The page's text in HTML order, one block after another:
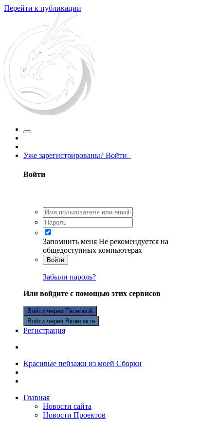
Перейти к публикации
Уже зарегистрированы? Войти
Войти
Запомнить меня Не рекомендуется на
общедоступных компьютерах
Войти
Забыли пароль?
Или войдите с помощью этих сервисов
Войти через Facebook
Войти через Вконтакте
Регистрация
Красивые пейзажи из моей Сборки
Главная
Новости сайта
Новости Проектов